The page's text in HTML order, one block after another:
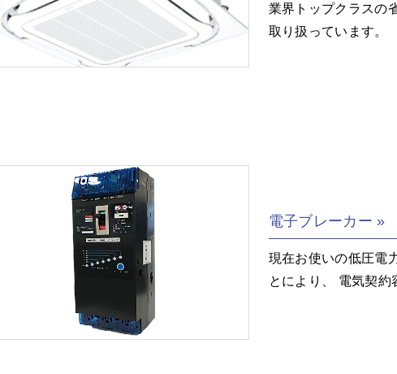
業界トップクラスの
取り扱っています。
電子ブレーカー
現在お使いの低圧電
とにより、 電気契約